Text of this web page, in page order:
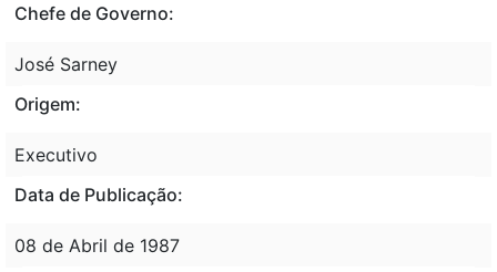
Chefe de Governo:
José Sarney
Origem:
Executivo
Data de Publicação:
08 de Abril de 1987